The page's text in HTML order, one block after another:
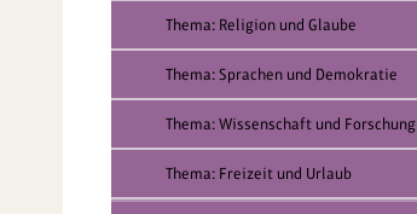
Thema: Religion und Glaube
Thema: Sprachen und Demokratie
Thema: Wissenschaft und Forschung
Thema: Freizeit und Urlaub